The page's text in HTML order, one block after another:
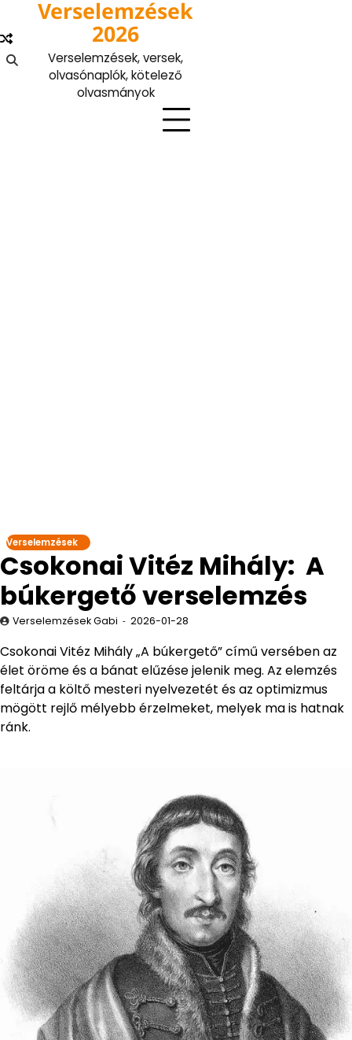
content
Verselemzések
2026
Verselemzések, versek,
olvasónaplók, kötelező
olvasmányok
Verselemzések
Csokonai Vitéz Mihály: A
búkergető verselemzés
Verselemzések Gabi 2026-01-28
Csokonai Vitéz Mihály „A búkergető” című versében az
élet öröme és a bánat elűzése jelenik meg. Az elemzés
feltárja a költő mesteri nyelvezetét és az optimizmus
mögött rejlő mélyebb érzelmeket, melyek ma is hatnak
ránk.